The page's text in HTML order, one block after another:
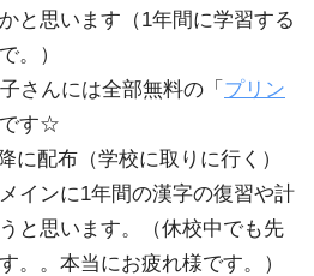
と思います（1年間に学習する
。）
さんには全部無料の「 プリン
です☆
に配布（学校に取りに行く）
インに1年間の漢字の復習や計
と思います。（休校中でも先
。。本当にお疲れ様です。）